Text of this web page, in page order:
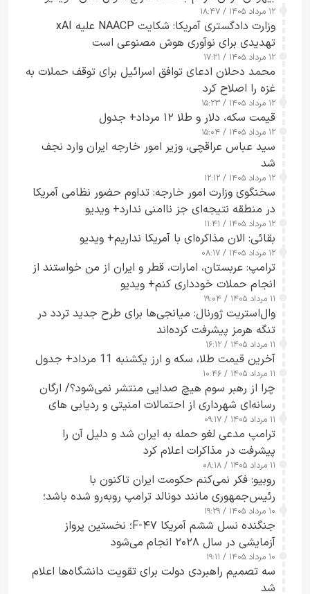
۱۲ مرداد ۱۴۰۵ / ۱۸:۴۷
وزارت دادگستری آمریکا: شکایت NAACP علیه xAI
تهدیدی برای نوآوری هوش مصنوعی است
۱۲ مرداد ۱۴۰۵ / ۱۷:۲۱
محمد دحلان ادعای توافق اسرائیل برای توقف حملات به
غزه را اصلاح کرد
۱۲ مرداد ۱۴۰۵ / ۱۵:۲۳
قیمت سکه، دلار و طلا ۱۲ مرداد+ جدول
۱۲ مرداد ۱۴۰۵ / ۱۵:۰۴
سید عباس عراقچی، وزیر امور خارجه ایران وارد نجف
شد
۱۲ مرداد ۱۴۰۵ / ۱۲:۱۲
سخنگوی وزارت امور خارجه: تداوم حضور نظامی آمریکا
در منطقه نتیجه‌ای جز ناامنی ندارد+ ویدیو
۱۲ مرداد ۱۴۰۵ / ۱۱:۴۱
بقائی: الان مذاکره‌ای با آمریکا نداریم+ ویدیو
۱۲ مرداد ۱۴۰۵ / ۰۸:۱۷
ترامپ: عربستان، امارات، قطر و ایران از من خواستند از
انجام حملات خودداری کنم+ ویدیو
۱۱ مرداد ۱۴۰۵ / ۱۹:۰۴
وال‌استریت ژورنال: میانجی‌ها برای طرح جدید تردد در
تنگه هرمز پیشرفت کرده‌اند
۱۱ مرداد ۱۴۰۵ / ۱۶:۱۲
آخرین قیمت طلا، سکه و ارز یکشنبه 11 مرداد+ جدول
۱۱ مرداد ۱۴۰۵ / ۱۰:۴۶
چرا از رهبر سوم هیچ صدایی منتشر نمی‌شود؟/ ارگان
رسانه‌ای شهرداری از احتمالات امنیتی و ردیابی های
جاسوسی گفت
۱۱ مرداد ۱۴۰۵ / ۰۹:۱۷
ترامپ مدعی لغو حمله به ایران شد و دلیل آن را
پیشرفت در مذاکرات اعلام کرد
۱۱ مرداد ۱۴۰۵ / ۰۸:۱۸
روبیو: فکر نمی‌کنم حکومت ایران تاکنون با
رئیس‌جمهوری مانند دونالد ترامپ روبه‌رو شده باشد؛
کسی که واقعاً دست به اقدام می‌زند
۱۰ مرداد ۱۴۰۵ / ۱۹:۲۹
جنگنده نسل ششم آمریکا F-۴۷؛ نخستین پرواز
آزمایشی در سال ۲۰۲۸ انجام می‌شود
۱۰ مرداد ۱۴۰۵ / ۱۹:۱۱
سه تصمیم راهبردی دولت برای تقویت دانشگاه‌ها اعلام
شد